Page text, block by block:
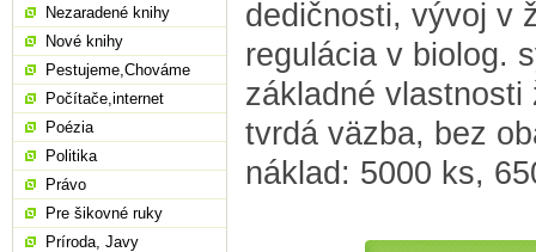
dedičnosti, vývoj v
regulácia v biolog.
základné
tvrdá väzba, bez
náklad: 5000 ks,
Nezaradené knihy
Nové knihy
Pestujeme,Chováme
Počítače,internet
Poézia
Politika
Právo
Pre šikovné ruky
Príroda, Javy